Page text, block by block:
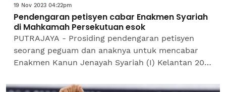
19 Nov 2023 04:22pm
Pendengaran petisyen cabar Enakmen Syariah
di Mahkamah Persekutuan esok
PUTRAJAYA - Prosiding pendengaran petisyen
seorang peguam dan anaknya untuk mencabar
Enakmen Kanun Jenayah Syariah (I) Kelantan 2019
kesalahan dalam enakmen...